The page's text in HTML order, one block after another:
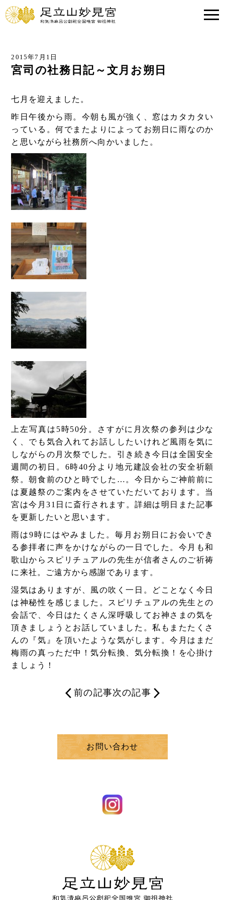
2015年7月1日
宮司の社務日記～文月お朔日
七月を迎えました。
昨日午後から雨。今朝も風が強く、窓はカタカタい
っている。何でまたよりによってお朔日に雨なのか
と思いながら社務所へ向かいました。
上左写真は5時50分。さすがに月次祭の参列は少な
く、でも気合入れてお話ししたいけれど風雨を気に
しながらの月次祭でした。引き続き今日は全国安全
週間の初日。6時40分より地元建設会社の安全祈願
祭。朝食前のひと時でした…。今日からご神前前に
は夏越祭のご案内をさせていただいております。当
宮は今月31日に斎行されます。詳細は明日また記事
を更新したいと思います。
雨は9時にはやみました。毎月お朔日にお会いでき
る参拝者に声をかけながらの一日でした。今月も和
歌山からスピリチュアルの先生が信者さんのご祈祷
に来社。ご遠方から感謝であります。
湿気はありますが、風の吹く一日。どことなく今日
は神秘性を感じました。スピリチュアルの先生との
会話で、今日はたくさん深呼吸してお神さまの気を
頂きましょうとお話していました。私もまたたくさ
んの『気』を頂いたような気がします。今月はまだ
梅雨の真っただ中！気分転換、気分転換！を心掛け
ましょう！
前の記事次の記事
お問い合わせ